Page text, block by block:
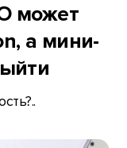
может
а мини-